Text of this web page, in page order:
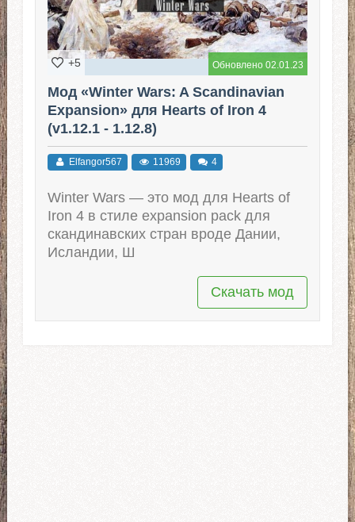
Обновлено 02.01.23
+5
Мод «Winter Wars: A Scandinavian
Expansion» для Hearts of Iron 4
(v1.12.1 - 1.12.8)
Elfangor567 11969 4
Winter Wars — это мод для Hearts of
Iron 4 в стиле expansion pack для
скандинавских стран вроде Дании,
Исландии, Ш
Скачать мод